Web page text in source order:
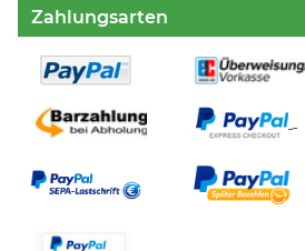
Zahlungsarten